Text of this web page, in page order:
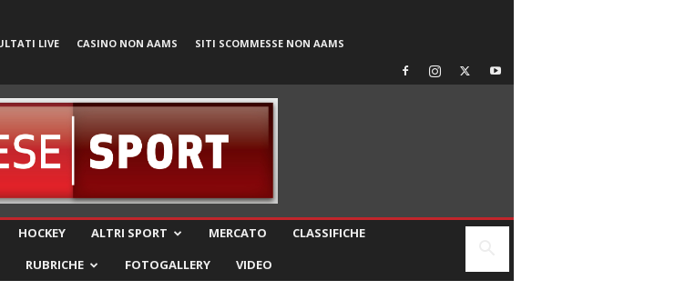
LIVE CASINO NON AAMS SITI SCOMMESSE NON AAMS
HOCKEY ALTRI SPORT MERCATO
CLASSIFICHE
RUBRICHE FOTOGALLERY VIDEO